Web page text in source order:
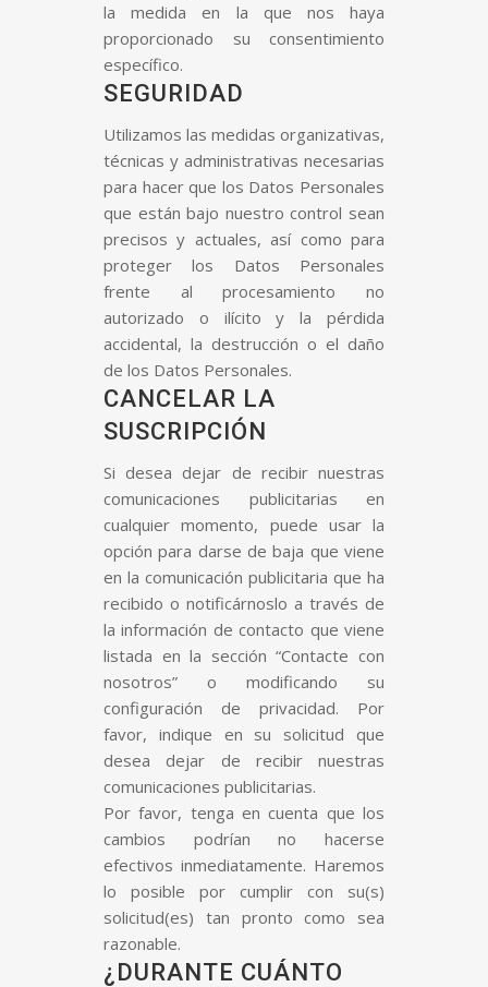
la medida en la que nos haya
proporcionado su consentimiento
específico.
SEGURIDAD
Utilizamos las medidas organizativas,
técnicas y administrativas necesarias
para hacer que los Datos Personales
que están bajo nuestro control sean
precisos y actuales, así como para
proteger los Datos Personales
frente al procesamiento no
autorizado o ilícito y la pérdida
accidental, la destrucción o el daño
de los Datos Personales.
CANCELAR LA
SUSCRIPCIÓN
Si desea dejar de recibir nuestras
comunicaciones publicitarias en
cualquier momento, puede usar la
opción para darse de baja que viene
en la comunicación publicitaria que ha
recibido o notificárnoslo a través de
la información de contacto que viene
listada en la sección “Contacte con
nosotros” o modificando su
configuración de privacidad. Por
favor, indique en su solicitud que
desea dejar de recibir nuestras
comunicaciones publicitarias.
Por favor, tenga en cuenta que los
cambios podrían no hacerse
efectivos inmediatamente. Haremos
lo posible por cumplir con su(s)
solicitud(es) tan pronto como sea
razonable.
¿DURANTE CUÁNTO